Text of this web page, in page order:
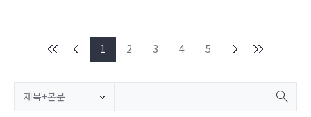
1 2 3 4 5
제목+본문